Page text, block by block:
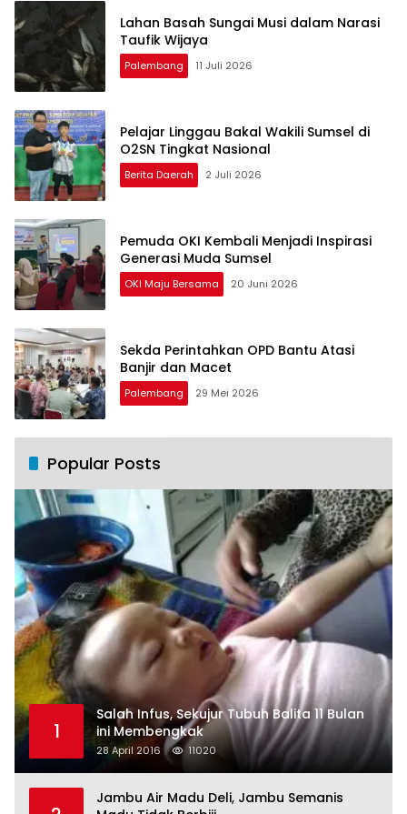
Lahan Basah Sungai Musi dalam Narasi
Taufik Wijaya
Palembang 11 Juli 2026
Pelajar Linggau Bakal Wakili Sumsel di
O2SN Tingkat Nasional
Berita Daerah 2 Juli 2026
Pemuda OKI Kembali Menjadi Inspirasi
Generasi Muda Sumsel
OKI Maju Bersama 20 Juni 2026
Sekda Perintahkan OPD Bantu Atasi
Banjir dan Macet
Palembang 29 Mei 2026
Popular Posts
1
Salah Infus, Sekujur Tubuh Balita 11 Bulan
ini Membengkak
28 April 2016 11020
Jambu Air Madu Deli, Jambu Semanis